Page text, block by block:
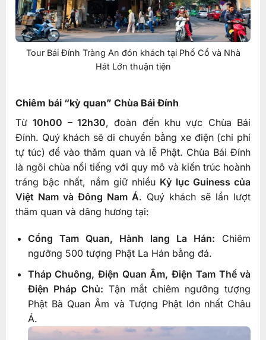
Tour Bái Đính Tràng An đón khách tại Phố Cổ và Nhà
Hát Lớn thuận tiện
Chiêm bái “kỳ quan” Chùa Bái Đính
Từ10h00 – 12h30, đoàn đến khu vực Chùa Bái
Đính. Quý khách sẽ di chuyển bằng xe điện (chi phí
tự túc) để vào thăm quan và lễ Phật. Chùa Bái Đính
là ngôi chùa nổi tiếng với quy mô và kiến trúc hoành
tráng bậc nhất, nắm giữ nhiều Kỷ lục Guiness của
Việt Nam và Đông Nam Á. Quý khách sẽ lần lượt
thăm quan và dâng hương tại:
Cổng Tam Quan, Hành lang La Hán: Chiêm
ngưỡng 500 tượng Phật La Hán bằng đá.
Tháp Chuông, Điện Quan Âm, Điện Tam Thế và
Điện Pháp Chủ: Tận mắt chiêm ngưỡng tượng
Phật Bà Quan Âm và Tượng Phật lớn nhất Châu
Á.